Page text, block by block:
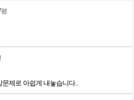
평
제로 아쉽게 내놓습니다..